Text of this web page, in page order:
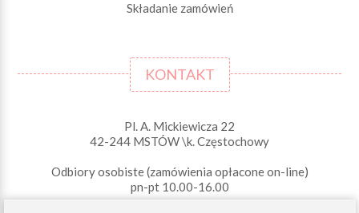
Składanie zamówień
KONTAKT
Pl. A. Mickiewicza 22
42-244 MSTÓW \k. Częstochowy
Odbiory osobiste (zamówienia opłacone on-line)
pn-pt 10.00-16.00